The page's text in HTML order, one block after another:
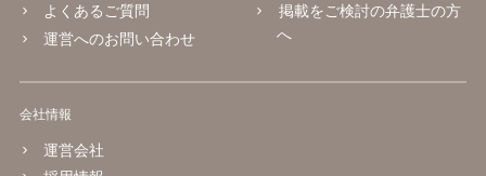
よくあるご質問
運営へのお問い合わせ
掲載をご検討の弁護士の方
へ
会社情報
運営会社